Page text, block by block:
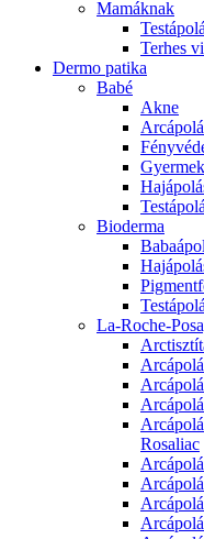
Mamáknak
Terhes
Dermo patika
Babé
Akne
Gyermek
Bioderma
La-Roche-
Rosaliac